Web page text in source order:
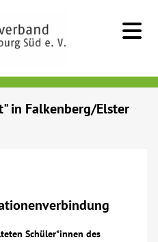
in Falkenberg/Elster
Schüler*innen des